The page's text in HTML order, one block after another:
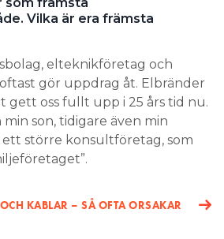
Vilka är era främsta
elteknikföretag och
gör uppdrag åt. Elbränder
gett oss fullt upp i 25 års tid nu.
min son, tidigare även min
större konsultföretag, som
KABLAR – SÅ OFTA ORSAKAR